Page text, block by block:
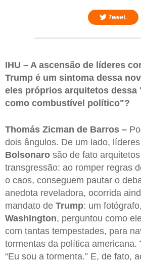
Tweet.
IHU – A ascensão de líderes
Trump é um sintoma dessa
eles próprios arquitetos dessa
como combustível político"?
Thomás Zicman de Barros –
dois ângulos. De um lado,
Bolsonaro são de fato
transgressão: ao romper regras
o caos, conseguem pautar o
anedota reveladora, ocorrida
mandato de Trump: um
Washington, perguntou como
com tantas tempestades, para
tormentas da política americana.
“Eu sou a tormenta.” E, de fato,